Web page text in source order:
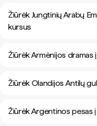
Žiūrėk Jungtinių Arabų
kursus
Žiūrėk Armėnijos dramas
Žiūrėk Olandijos Antilų
Žiūrėk Argentinos pesas